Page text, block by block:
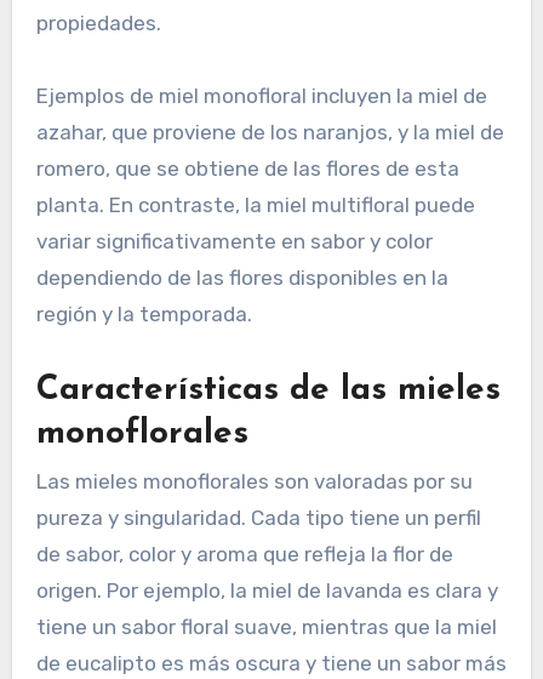
propiedades.
Ejemplos de miel monofloral incluyen la miel de
azahar, que proviene de los naranjos, y la miel de
romero, que se obtiene de las flores de esta
planta. En contraste, la miel multifloral puede
variar significativamente en sabor y color
dependiendo de las flores disponibles en la
región y la temporada.
Características de las mieles
monoflorales
Las mieles monoflorales son valoradas por su
pureza y singularidad. Cada tipo tiene un perfil
de sabor, color y aroma que refleja la flor de
origen. Por ejemplo, la miel de lavanda es clara y
tiene un sabor floral suave, mientras que la miel
de eucalipto es más oscura y tiene un sabor más